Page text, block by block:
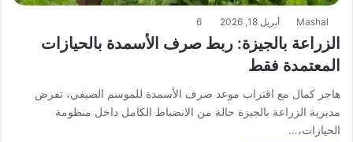
Mashal أبريل 18, 2026 6
الزراعة بالجيزة: ربط صرف الأسمدة بالحيازات
المعتمدة فقط
هاجر كمال مع اقتراب موعد صرف الأسمدة للموسم الصيفي، تفرض
مديرية الزراعة بالجيزة حالة من الانضباط الكامل داخل منظومة
الحيازات،…